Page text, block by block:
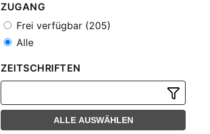
ZUGANG
Frei verfügbar (205)
Alle
ZEITSCHRIFTEN
ALLE AUSWÄHLEN